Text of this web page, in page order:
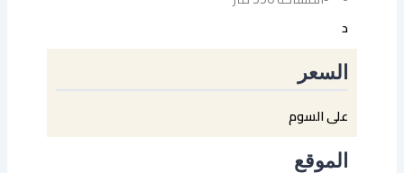
د
السعر
على السوم
الموقع